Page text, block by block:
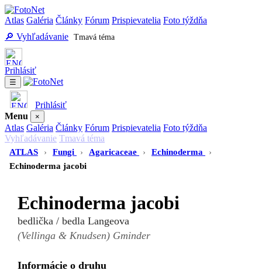
Atlas Galéria Články Fórum Prispievatelia Foto týždňa
🔎 Vyhľadávanie Tmavá téma
Prihlásiť
☰
Prihlásiť
Menu
×
Atlas Galéria Články Fórum Prispievatelia Foto týždňa
Vyhľadávanie Tmavá téma
ATLAS
› Fungi › Agaricaceae › Echinoderma
›
Echinoderma jacobi
Echinoderma jacobi
bedlička / bedla Langeova
(Vellinga & Knudsen) Gminder
Informácie o druhu